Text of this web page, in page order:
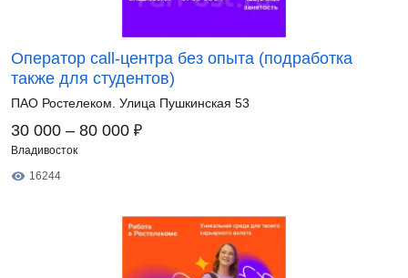
Оператор call-центра без опыта (подработка
также для студентов)
ПАО Ростелеком. Улица Пушкинская 53
30 000 – 80 000 ₽
Владивосток
16244